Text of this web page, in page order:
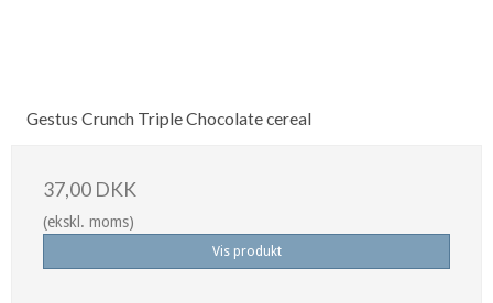
Gestus Crunch Triple Chocolate cereal
37,00 DKK
(ekskl. moms)
Vis produkt